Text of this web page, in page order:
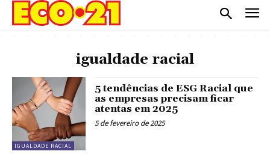
igualdade racial
IGUALDADE RACIAL
5 tendências de ESG Racial que
as empresas precisam ficar
atentas em 2025
5 de fevereiro de 2025